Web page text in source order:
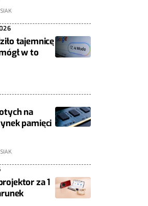
tajemnicę
w to
na
pamięci
za 1